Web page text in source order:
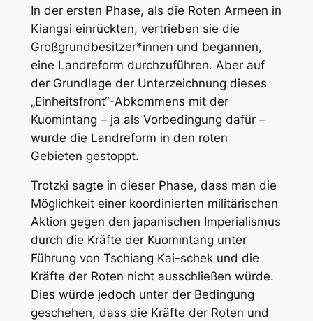
In der ersten Phase, als die Roten Armeen in
Kiangsi einrückten, vertrieben sie die
Großgrundbesitzer*innen und begannen,
eine Landreform durchzuführen. Aber auf
der Grundlage der Unterzeichnung dieses
„Einheitsfront“-Abkommens mit der
Kuomintang – ja als Vorbedingung dafür –
wurde die Landreform in den roten
Gebieten gestoppt.
Trotzki sagte in dieser Phase, dass man die
Möglichkeit einer koordinierten militärischen
Aktion gegen den japanischen Imperialismus
durch die Kräfte der Kuomintang unter
Führung von Tschiang Kai-schek und die
Kräfte der Roten nicht ausschließen würde.
Dies würde jedoch unter der Bedingung
geschehen, dass die Kräfte der Roten und